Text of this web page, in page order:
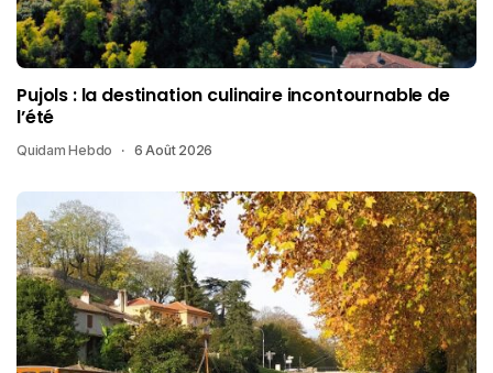
Pujols : la destination culinaire incontournable de
l’été
Quidam Hebdo 6 Août 2026